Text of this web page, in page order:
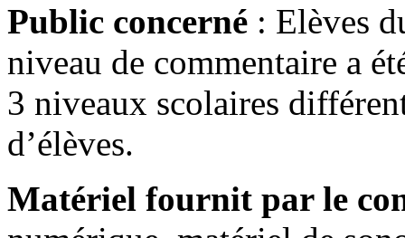
Public concerné : Elèves
niveau de commentaire a
3 niveaux scolaires
d’élèves.
Matériel fournit par le